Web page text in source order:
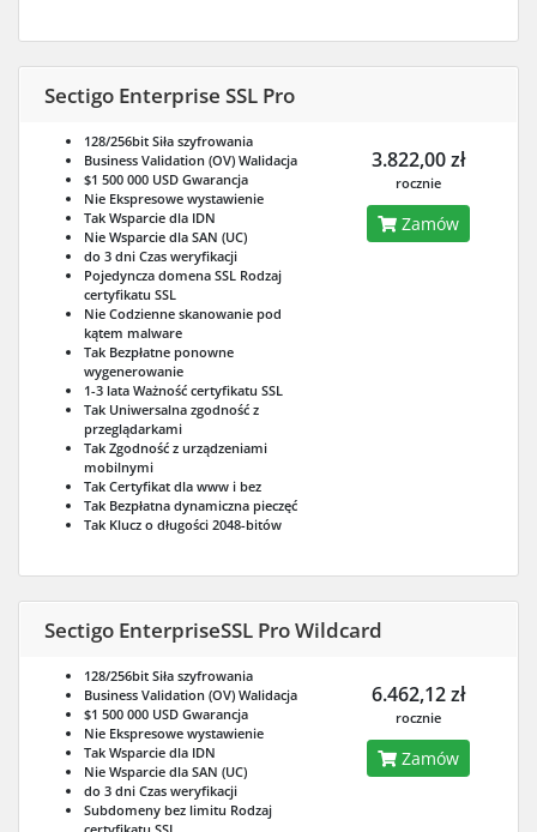
Sectigo Enterprise SSL Pro
128/256bit Siła szyfrowania
Business Validation (OV) Walidacja
$1 500 000 USD Gwarancja
Nie Ekspresowe wystawienie
Tak Wsparcie dla IDN
Nie Wsparcie dla SAN (UC)
do 3 dni Czas weryfikacji
Pojedyncza domena SSL Rodzaj
certyfikatu SSL
Nie Codzienne skanowanie pod
kątem malware
Tak Bezpłatne ponowne
wygenerowanie
1-3 lata Ważność certyfikatu SSL
Tak Uniwersalna zgodność z
przeglądarkami
Tak Zgodność z urządzeniami
mobilnymi
Tak Certyfikat dla www i bez
Tak Bezpłatna dynamiczna pieczęć
Tak Klucz o długości 2048-bitów
3.822,00 zł
rocznie
Zamów
Sectigo EnterpriseSSL Pro Wildcard
128/256bit Siła szyfrowania
Business Validation (OV) Walidacja
$1 500 000 USD Gwarancja
Nie Ekspresowe wystawienie
Tak Wsparcie dla IDN
Nie Wsparcie dla SAN (UC)
do 3 dni Czas weryfikacji
Subdomeny bez limitu Rodzaj
6.462,12 zł
rocznie
Zamów